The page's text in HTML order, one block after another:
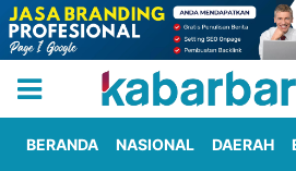
BERANDA NASIONAL DAERAH